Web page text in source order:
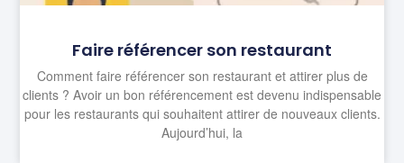
Faire référencer son restaurant
Comment faire référencer son restaurant et attirer plus de
clients ? Avoir un bon référencement est devenu indispensable
pour les restaurants qui souhaitent attirer de nouveaux clients.
Aujourd’hui, la